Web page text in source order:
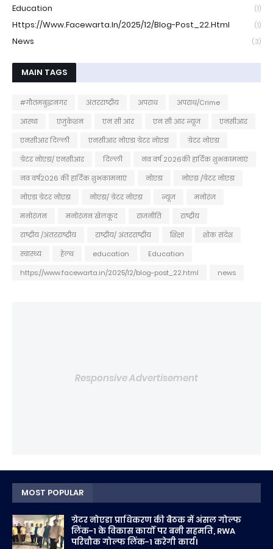
Education (1)
Https://www.facewarta.in/2025/12/blog-Post_22.html (1)
News (3)
MAIN TAGS
#गौतमबुद्धनगर अंतरराष्ट्रीय अपराध
अपराध/Crime
आस्था
एजुकेशन एन सी आर एन सी आर न्यूज
एनसीआर
एनसीआर दिल्ली
एनसीआर नोएडा ग्रेटर नोएडा
ग्रेटर नोएडा
ग्रेटर नोएडा/ एनसीआर
दिल्ली
नव वर्ष 2026की हार्दिक शुभकामनाएं
नव वर्ष2026 की हार्दिक शुभकामनाएं
नोएडा
नोएडा /ग्रेटर नोएडा
नोएडा ग्रेटर नोएडा
नोएडा/ ग्रेटर नोएडा न्यूज
मनोरंज
मनोरंजन
मनोरंजन खेलकूद राजनीति
राष्ट्रीय
राष्ट्रीय /अंतरराष्ट्रीय
राष्ट्रीय/ अंतरराष्ट्रीय शिक्षा
शोक संदेश
स्वास्थ्य
हेल्थ education
Education
https://www.facewarta.in/2025/12/blog-post_22.html
news
Responsive Advertisement
MOST POPULAR
ग्रेटर नोएडा प्राधिकरण की बैठक में अंसल गोल्फ
लिंक-1 के विकास कार्यों पर बनी सहमति, RWA
परिचौक गोल्फ लिंक-1 करेगी कार्य।